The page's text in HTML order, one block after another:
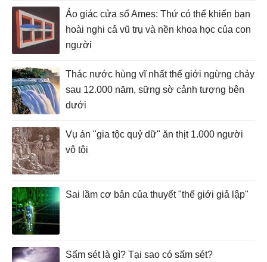
Ảo giác cửa sổ Ames: Thứ có thể khiến bạn
hoài nghi cả vũ trụ và nền khoa học của con
người
Thác nước hùng vĩ nhất thế giới ngừng chảy
sau 12.000 năm, sững sờ cảnh tượng bên
dưới
Vụ án "gia tộc quỷ dữ" ăn thịt 1.000 người
vô tội
Sai lầm cơ bản của thuyết "thế giới giả lập"
Sấm sét là gì? Tại sao có sấm sét?